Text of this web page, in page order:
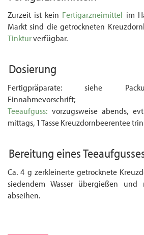
Zurzeit ist kein Fertigarzneimittel im
Markt sind die getrockneten
Tinkturverfügbar.
Dosierung
Fertigpräparate: siehe
Einnahmevorschrift;
Teeaufguss: vorzugsweise abends,
mittags, 1 Tasse Kreuzdorn­beerentee
Bereitung eines
Ca. 4 g zerkleinerte getrocknete
siedendem Wasser übergießen
abseihen.